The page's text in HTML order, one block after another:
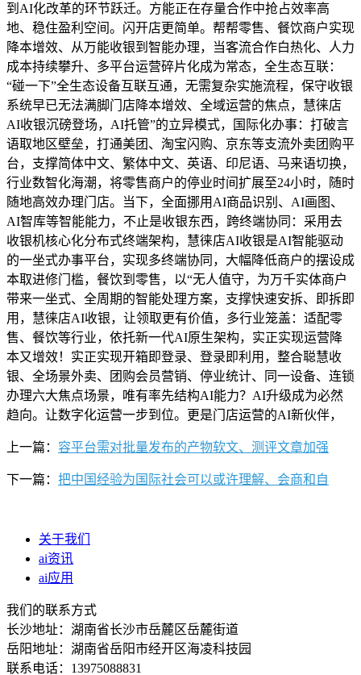
到AI化改革的环节跃迁。方能正在存量合作中抢占效率高
地、稳住盈利空间。闪开店更简单。帮帮零售、餐饮商户实现
降本增效、从万能收银到智能办理，当客流合作白热化、人力
成本持续攀升、多平台运营碎片化成为常态，全生态互联：
“碰一下”全生态设备互联互通，无需复杂实施流程，保守收银
系统早已无法满脚门店降本增效、全域运营的焦点，慧徕店
AI收银沉磅登场，AI托管”的立异模式，国际化办事：打破言
语取地区壁垒，打通美团、淘宝闪购、京东等支流外卖团购平
台，支撑简体中文、繁体中文、英语、印尼语、马来语切换，
行业数智化海潮，将零售商户的停业时间扩展至24小时，随时
随地高效办理门店。当下，全面挪用AI商品识别、AI画图、
AI智库等智能能力，不止是收银东西，跨终端协同：采用去
收银机核心化分布式终端架构，慧徕店AI收银是AI智能驱动
的一坐式办事平台，实现多终端协同，大幅降低商户的摆设成
本取进修门槛，餐饮到零售，以“无人值守，为万千实体商户
带来一坐式、全周期的智能处理方案，支撑快速安拆、即拆即
用，慧徕店AI收银，让领取更有价值，多行业笼盖：适配零
售、餐饮等行业，依托新一代AI原生架构，实正实现运营降
本又增效！实正实现开箱即登录、登录即利用，整合聪慧收
银、全场景外卖、团购会员营销、停业统计、同一设备、连锁
办理六大焦点场景，唯有率先结构AI能力？AI升级成为必然
趋向。让数字化运营一步到位。更是门店运营的AI新伙伴，
上一篇： 容平台需对批量发布的产物软文、测评文章加强
下一篇： 把中国经验为国际社会可以或许理解、会商和自
关于我们
ai资讯
ai应用
我们的联系方式
长沙地址：湖南省长沙市岳麓区岳麓街道
岳阳地址：湖南省岳阳市经开区海凌科技园
联系电话：13975088831